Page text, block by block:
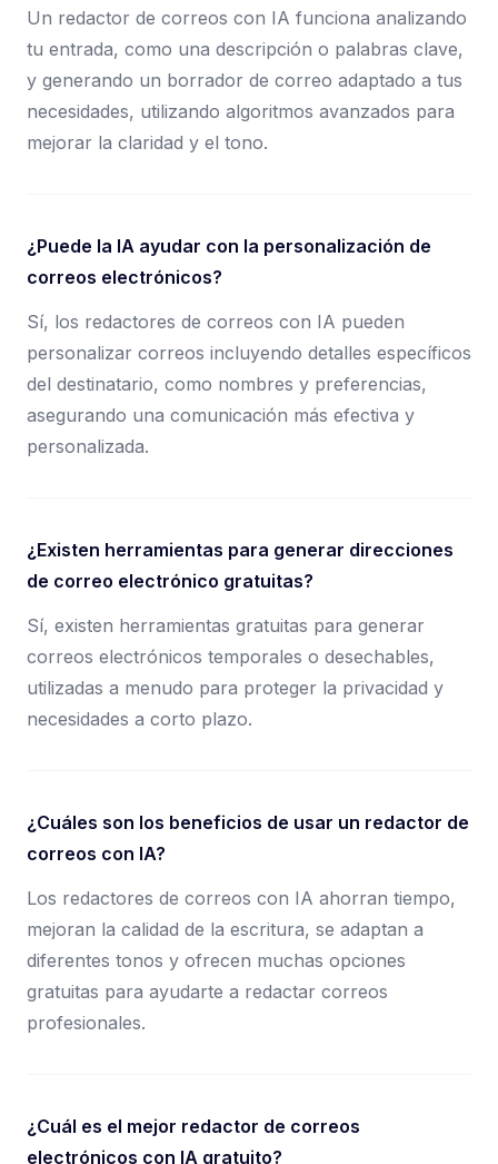
Un redactor de correos con IA funciona analizando
tu entrada, como una descripción o palabras clave,
y generando un borrador de correo adaptado a tus
necesidades, utilizando algoritmos avanzados para
mejorar la claridad y el tono.
¿Puede la IA ayudar con la personalización de
correos electrónicos?
Sí, los redactores de correos con IA pueden
personalizar correos incluyendo detalles específicos
del destinatario, como nombres y preferencias,
asegurando una comunicación más efectiva y
personalizada.
¿Existen herramientas para generar direcciones
de correo electrónico gratuitas?
Sí, existen herramientas gratuitas para generar
correos electrónicos temporales o desechables,
utilizadas a menudo para proteger la privacidad y
necesidades a corto plazo.
¿Cuáles son los beneficios de usar un redactor de
correos con IA?
Los redactores de correos con IA ahorran tiempo,
mejoran la calidad de la escritura, se adaptan a
diferentes tonos y ofrecen muchas opciones
gratuitas para ayudarte a redactar correos
profesionales.
¿Cuál es el mejor redactor de correos
electrónicos con IA gratuito?